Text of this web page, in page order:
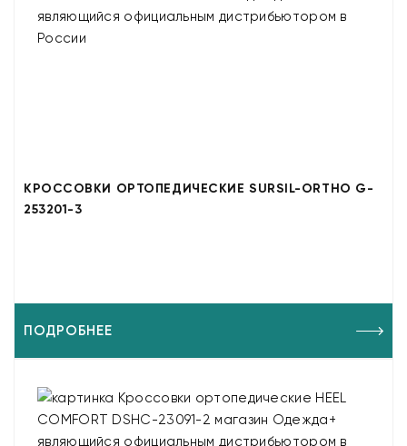
КРОССОВКИ ОРТОПЕДИЧЕСКИЕ SURSIL-ORTHO G-
253201-3
ПОДРОБНЕЕ